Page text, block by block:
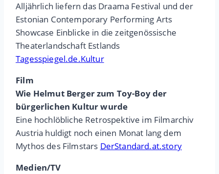
Alljährlich liefern das Draama Festival und der
Estonian Contemporary Performing Arts
Showcase Einblicke in die zeitgenössische
Theaterlandschaft Estlands
Tagesspiegel.de.Kultur
Film
Wie Helmut Berger zum Toy-Boy der
bürgerlichen Kultur wurde
Eine hochlöbliche Retrospektive im Filmarchiv
Austria huldigt noch einen Monat lang dem
Mythos des Filmstars DerStandard.at.story
Medien/TV